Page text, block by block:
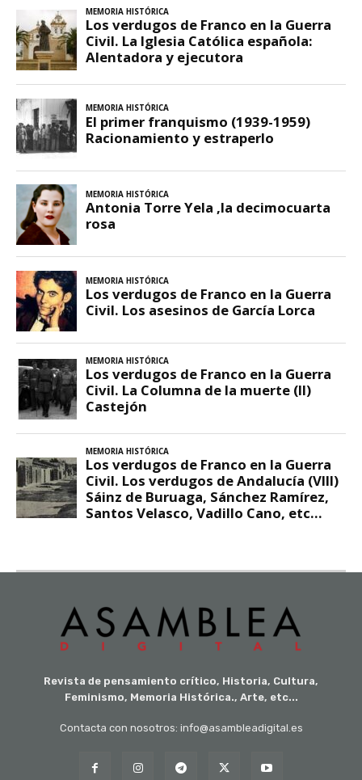
Revista de pensamiento crítico, Historia, Cultura,
Feminismo, Memoria Histórica., Arte, etc...
Contacta con nosotros: info@asambleadigital.es